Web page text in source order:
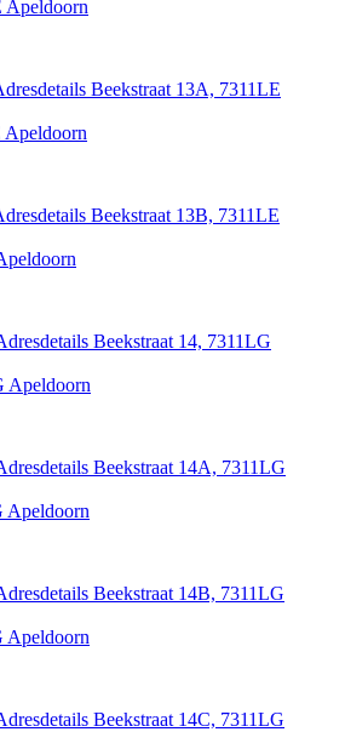
Apeldoorn
Beekstraat 13A, 7311LE
Apeldoorn
Beekstraat 13B, 7311LE
Beekstraat 14, 7311LG
Apeldoorn
Beekstraat 14A, 7311LG
Apeldoorn
Beekstraat 14B, 7311LG
Apeldoorn
Beekstraat 14C, 7311LG